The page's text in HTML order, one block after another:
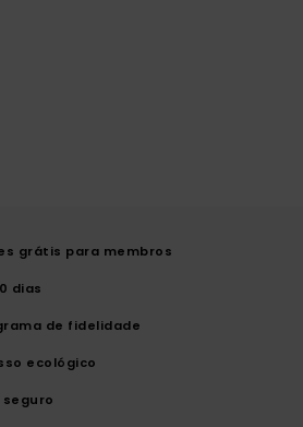
grátis para membros
dias
de fidelidade
ecológico
seguro